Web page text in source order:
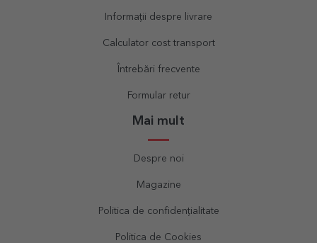
Informații despre livrare
Calculator cost transport
Întrebări frecvente
Formular retur
Mai mult
Despre noi
Magazine
Politica de confidențialitate
Politica de Cookies